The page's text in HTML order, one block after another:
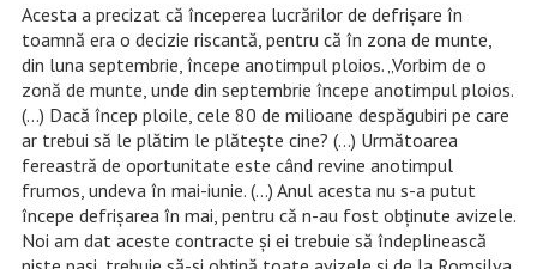
Acesta a precizat că începerea lucrărilor de defrişare în
toamnă era o decizie riscantă, pentru că în zona de munte,
din luna septembrie, începe anotimpul ploios. „Vorbim de o
zonă de munte, unde din septembrie începe anotimpul ploios.
(…) Dacă încep ploile, cele 80 de milioane despăgubiri pe care
ar trebui să le plătim le plăteşte cine? (…) Următoarea
fereastră de oportunitate este când revine anotimpul
frumos, undeva în mai-iunie. (…) Anul acesta nu s-a putut
începe defrişarea în mai, pentru că n-au fost obţinute avizele.
Noi am dat aceste contracte şi ei trebuie să îndeplinească